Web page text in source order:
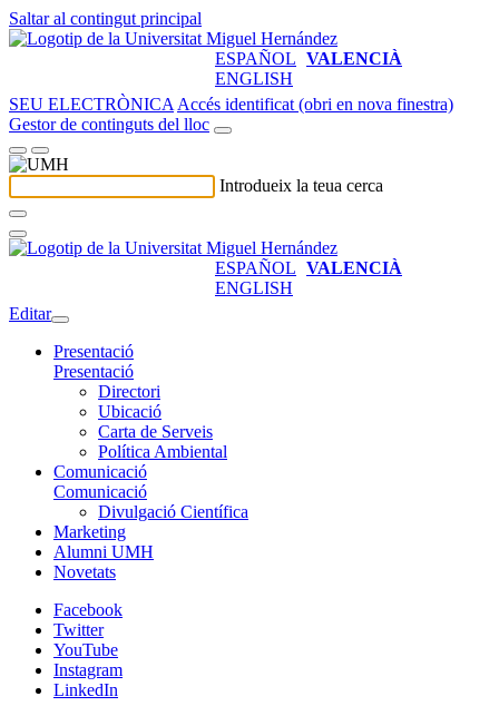
Saltar al contingut principal
ESPAÑOL VALENCIÀ
ENGLISH
SEU ELECTRÒNICA Accés identificat (obri en nova finestra)
Gestor de continguts del lloc
Introdueix la teua cerca
ESPAÑOL VALENCIÀ
ENGLISH
Editar
Presentació
Presentació
Directori
Ubicació
Carta de Serveis
Política Ambiental
Comunicació
Comunicació
Divulgació Científica
Marketing
Alumni UMH
Novetats
Facebook
Twitter
YouTube
Instagram
LinkedIn